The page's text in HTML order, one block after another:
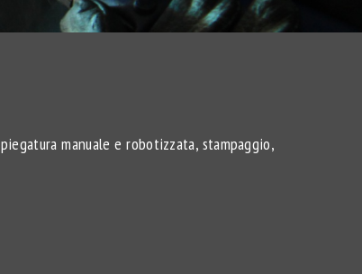
manuale e robotizzata, stampaggio,